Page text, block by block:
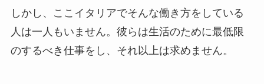
しかし、ここイタリアでそんな働き方をしている
人は一人もいません。彼らは生活のために最低限
のするべき仕事をし、それ以上は求めません。